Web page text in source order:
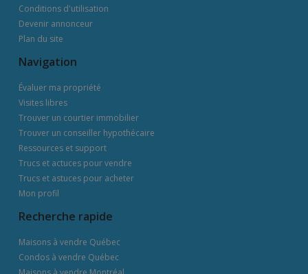
Conditions d'utilisation
Devenir annonceur
Plan du site
Navigation
Évaluer ma propriété
Visites libres
Trouver un courtier immobilier
Trouver un conseiller hypothécaire
Ressources et support
Trucs et actuces pour vendre
Trucs et astuces pour acheter
Mon profil
Recherche rapide
Maisons à vendre Québec
Condos à vendre Québec